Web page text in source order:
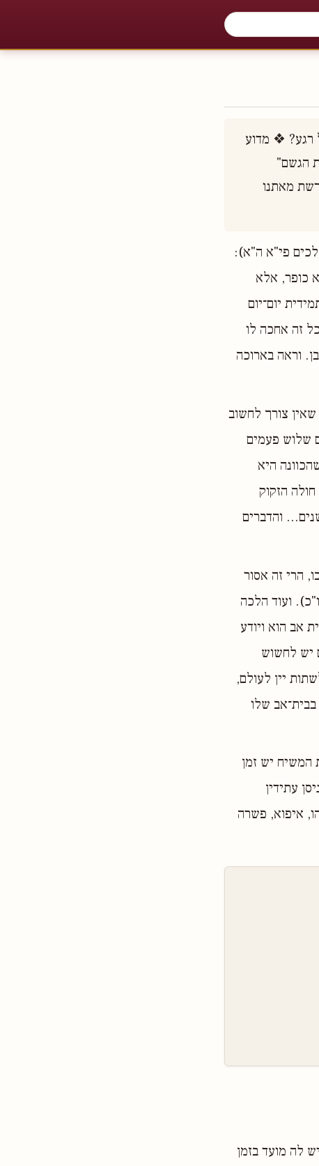
פי"א ה"א):
כופר, אלא
יום־יום
זה אחכה לו
וראה בארוכה
צורך לחשוב
שלוש פעמים
היא
הזקוק
והדברים
הרי זה אסור
ועוד הלכה
אב הוא ויודע
יש לחשוש
יין לעולם,
שלו
המשיח יש זמן
עתידין
איפוא, פשרה
לה מועד בזמן